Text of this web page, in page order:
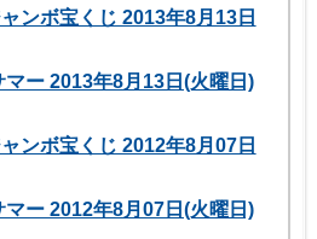
ンボ宝くじ 2013年8月13日
ー 2013年8月13日(火曜日)
ンボ宝くじ 2012年8月07日
ー 2012年8月07日(火曜日)